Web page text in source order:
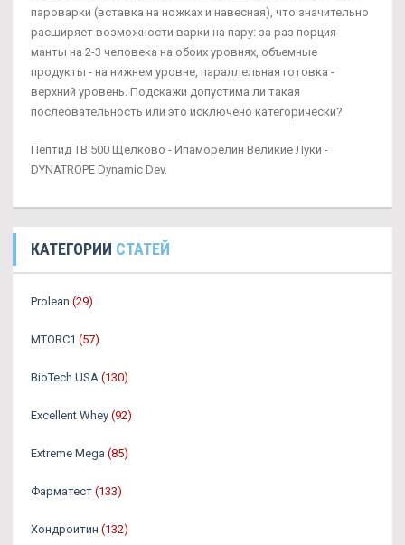
пароварки (вставка на ножках и навесная), что значительно
расширяет возможности варки на пару: за раз порция
манты на 2-3 человека на обоих уровнях, объемные
продукты - на нижнем уровне, параллельная готовка -
верхний уровень. Подскажи допустима ли такая
послеовательность или это исключено категорически?
Пептид TB 500 Щелково - Ипаморелин Великие Луки -
DYNATROPE Dynamic Dev.
КАТЕГОРИИ СТАТЕЙ
Prolean (29)
MTORC1 (57)
BioTech USA (130)
Excellent Whey (92)
Extreme Mega (85)
Фарматест (133)
Хондроитин (132)